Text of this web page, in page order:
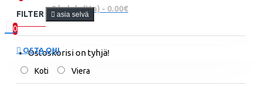
0 kohde(tta) - 0.00€
0
Ostoskorisi on tyhjä!
FILTER asia selvä
OSTA OHI
Koti Viera